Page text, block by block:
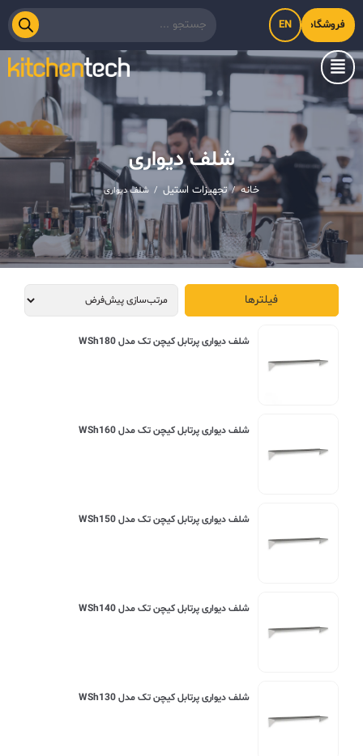
فروشگاه اینترنتی کیت‌لاین
EN
شلف دیواری
خانه / تجهیزات استیل / شلف دیواری
فیلترها
شلف دیواری پرتابل کیچن تک مدل WSh180
شلف دیواری پرتابل کیچن تک مدل WSh160
شلف دیواری پرتابل کیچن تک مدل WSh150
شلف دیواری پرتابل کیچن تک مدل WSh140
شلف دیواری پرتابل کیچن تک مدل WSh130